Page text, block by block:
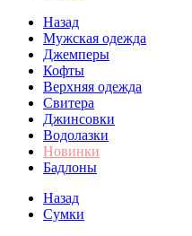
Назад
Мужская одежда
Джемперы
Кофты
Верхняя одежда
Свитера
Джинсовки
Водолазки
Новинки
Бадлоны
Назад
Сумки